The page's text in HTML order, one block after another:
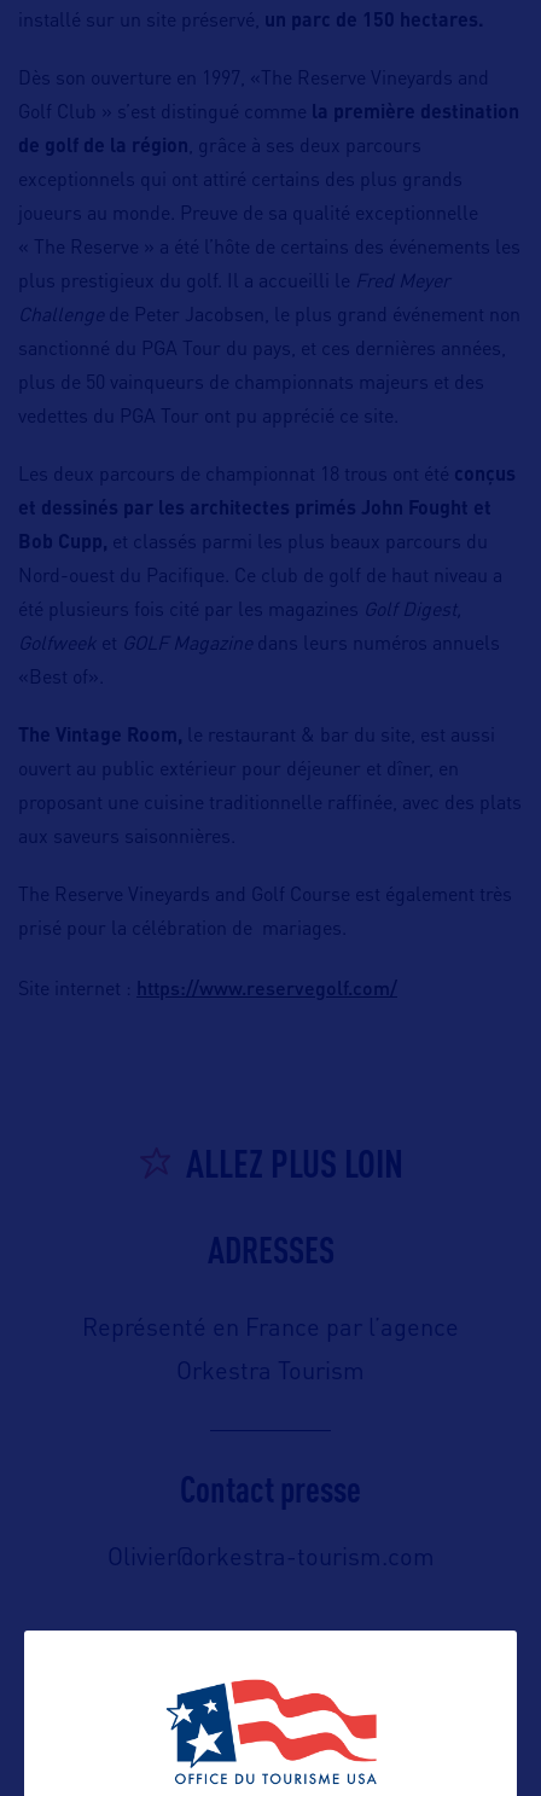
installé sur un site préservé,
un parc de 150 hectares.
Dès son ouverture en 1997, «The Reserve Vineyards and
Golf Club » s’est distingué comme
la première destination
de golf de la région , grâce à ses deux parcours
exceptionnels qui ont attiré certains des plus grands
joueurs au monde. Preuve de sa qualité exceptionnelle
« The Reserve » a été l’hôte de certains des événements les
plus prestigieux du golf. Il a accueilli le Fred Meyer
Challenge de Peter Jacobsen, le plus grand événement non
sanctionné du PGA Tour du pays, et ces dernières années,
plus de 50 vainqueurs de championnats majeurs et des
vedettes du PGA Tour ont pu apprécié ce site.
Les deux parcours de championnat 18 trous ont été conçus
et dessinés par les architectes primés John Fought et
Bob Cupp, et classés parmi les plus beaux parcours du
Nord-ouest du Pacifique. Ce club de golf de haut niveau a
été plusieurs fois cité par les magazines Golf Digest,
Golfweek et GOLF Magazine dans leurs numéros annuels
«Best of».
The Vintage Room, le restaurant & bar du site, est aussi
ouvert au public extérieur pour déjeuner et dîner, en
proposant une cuisine traditionnelle raffinée, avec des plats
aux saveurs saisonnières.
The Reserve Vineyards and Golf Course est également très
prisé pour la célébration de mariages.
Site internet : https://www.reservegolf.com/
ALLEZ PLUS LOIN
ADRESSES
Représenté en France par l’agence
Orkestra Tourism
Contact presse
Olivier@orkestra-tourism.com
Olivier@orkestra-tourism.com